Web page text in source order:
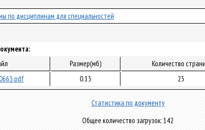
по дисциплинам для специальностей
Размер(мб) Количество
0.13 23
Статистика по документу
Общее количество загрузок: 142